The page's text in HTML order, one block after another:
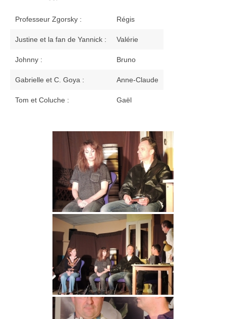
Professeur Zgorsky : Régis
Justine et la fan de Yannick : Valérie
Johnny : Bruno
Gabrielle et C. Goya : Anne-Claude
Tom et Coluche : Gaël